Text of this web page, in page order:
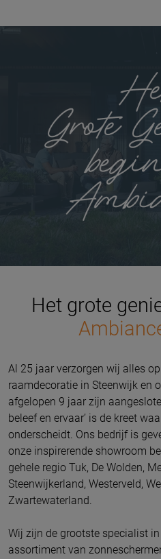
Het grote
Al 25 jaar verzorgen wij alles
raamdecoratie in Steenwijk en
afgelopen 9 jaar zijn
beleef en ervaar’ is de kreet
onderscheidt. Ons bedrijf is
onze inspirerende showroom
gehele regio Tuk, De Wolden,
Steenwijkerland, Westerveld,
Zwartewaterland.
Wij zijn de grootste specialist
assortiment van